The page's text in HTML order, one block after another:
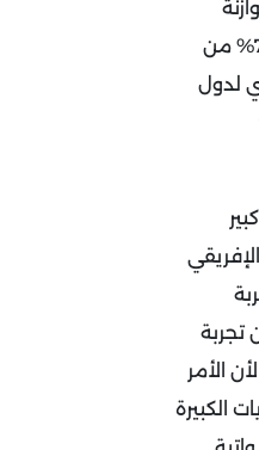
والتضخم وديون أقل من 70% من
لدول
تجربة
الأمر
الكبيرة